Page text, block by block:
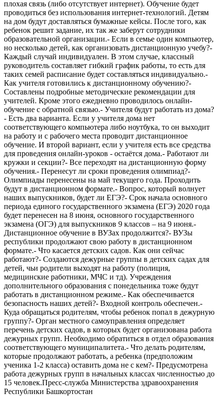
плохая связь (либо отсутствует интернет). Обучение будет
проводиться без использования интернет-технологий. Детям
на дом будут доставляться бумажные кейсы. После того, как
ребенок решит задание, их так же заберут сотрудники
образовательной организации.- Если в семье один компьютер,
но несколько детей, как организовать дистанционную учебу?-
Каждый случай индивидуален. В этом случае, классный
руководитель составляет гибкий график работы, то есть для
таких семей расписание будет составляться индивидуально.-
Как учителя готовились к дистанционному обучению?-
Составлены подробные методические рекомендации для
учителей. Кроме этого ежедневно проводилось онлайн-
обучение с обратной связью.- Учителя будут работать из дома?
- Есть два варианта. Если у учителя дома нет
соответствующего компьютера либо ноутбука, то он выходит
на работу и с рабочего места проводит дистанционное
обучение. И второй вариант, если у учителя есть все средства
для проведения онлайн-уроков - остаётся дома.- Работают ли
кружки и секции?- Все переходят на дистанционную форму
обучения.- Перенесут ли сроки проведения олимпиад?-
Олимпиады перенесены на май текущего года. Проходить
будут в дистанционном формате.- Вопрос, который волнует
наших выпускников, будет ли ЕГЭ?- Срок начала основного
периода единого государственного экзамена (ЕГЭ) 2020 года
будет перенесен на 8 июня, основного государственного
экзамена (ОГЭ) для выпускников 9 классов – на 9 июня.-
Дистанционное обучение в ВУЗах продолжится?- ВУЗы
республики продолжают свою работу в дистанционном
формате.- Что касается детских садов. Как они сейчас
работают?- Создаются дежурные группы в детских садах для
детей, чьи родители выходят на работу (полиция,
медицинские работники, МЧС и тд). Учреждения
дополнительного образования с понедельника тоже будут
работать в дистанционном режиме.- Как обеспечивается
безопасность наших детей?- Входной контроль обеспечен.-
Куда обращаться родителям, чтобы ребенок попал в дежурную
группу?- Орган местного самоуправления определяет
перечень детских садов, в которых будет организована работа
дежурных групп. Необходимо обратиться в отдел образования
соответствующего муниципалитета.- Что делать родителям,
которые продолжают работать, а ребенка (предположим
ученика 1-2 класса) оставить дома не с кем?- Предусмотрена
работа дежурных групп в начальных классах численностью до
15 человек.Пресс-служба Министерства здравоохранения
Республики Башкортостан